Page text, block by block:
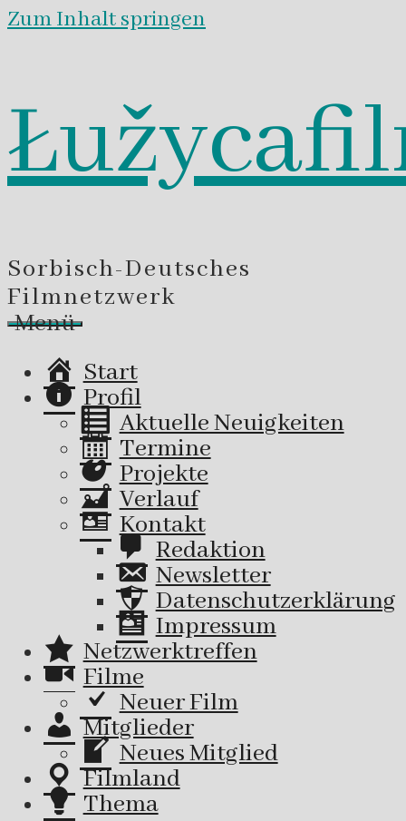
Zum Inhalt springen
Sorbisch-Deutsches
Filmnetzwerk
Menü
Start
Profil
Aktuelle Neuigkeiten
Termine
Projekte
Verlauf
Kontakt
Redaktion
Newsletter
Datenschutzerklärung
Impressum
Netzwerktreffen
Filme
Neuer Film
Mitglieder
Neues Mitglied
Filmland
Thema